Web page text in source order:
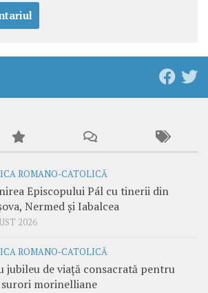
ROMANO-CATOLICĂ
Episcopului Pál cu tinerii din
Nermed și Iabalcea
2026
ROMANO-CATOLICĂ
jubileu de viață consacrată pentru
surori morinelliane